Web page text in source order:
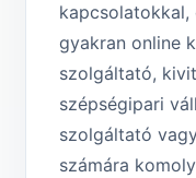
kapcsolatokkal,
gyakran online
szolgáltató,
szépségipari
szolgáltató
számára